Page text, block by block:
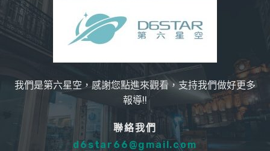
我們是第六星空，感謝您點進來觀看，支持我們做好更多
報導!!
聯絡我們
d6star66@gmail.com